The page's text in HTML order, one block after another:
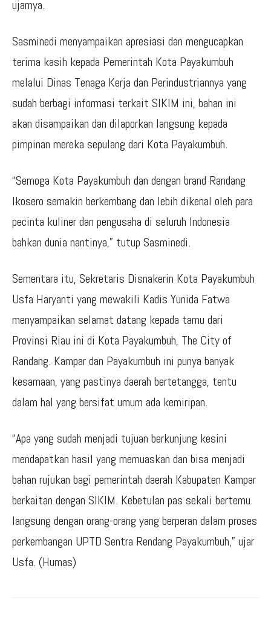
ujarnya.
Sasminedi menyampaikan apresiasi dan mengucapkan
terima kasih kepada Pemerintah Kota Payakumbuh
melalui Dinas Tenaga Kerja dan Perindustriannya yang
sudah berbagi informasi terkait SIKIM ini, bahan ini
akan disampaikan dan dilaporkan langsung kepada
pimpinan mereka sepulang dari Kota Payakumbuh.
“Semoga Kota Payakumbuh dan dengan brand Randang
Ikosero semakin berkembang dan lebih dikenal oleh para
pecinta kuliner dan pengusaha di seluruh Indonesia
bahkan dunia nantinya,” tutup Sasminedi.
Sementara itu, Sekretaris Disnakerin Kota Payakumbuh
Usfa Haryanti yang mewakili Kadis Yunida Fatwa
menyampaikan selamat datang kepada tamu dari
Provinsi Riau ini di Kota Payakumbuh, The City of
Randang. Kampar dan Payakumbuh ini punya banyak
kesamaan, yang pastinya daerah bertetangga, tentu
dalam hal yang bersifat umum ada kemiripan.
“Apa yang sudah menjadi tujuan berkunjung kesini
mendapatkan hasil yang memuaskan dan bisa menjadi
bahan rujukan bagi pemerintah daerah Kabupaten Kampar
berkaitan dengan SIKIM. Kebetulan pas sekali bertemu
langsung dengan orang-orang yang berperan dalam proses
perkembangan UPTD Sentra Rendang Payakumbuh,” ujar
Usfa. (Humas)